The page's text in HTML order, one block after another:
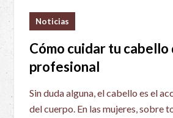
Noticias
Cómo cuidar tu cabello
profesional
Sin duda alguna, el cabello es el
del cuerpo. En las mujeres, sobre